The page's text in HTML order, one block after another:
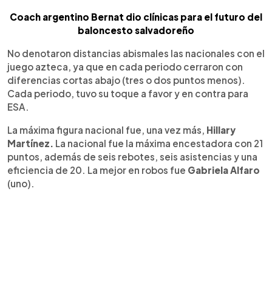
Coach argentino Bernat dio clínicas para el futuro del
baloncesto salvadoreño
No denotaron distancias abismales las nacionales con el
juego azteca, ya que en cada periodo cerraron con
diferencias cortas abajo (tres o dos puntos menos).
Cada periodo, tuvo su toque a favor y en contra para
ESA.
La máxima figura nacional fue, una vez más, Hillary
Martínez. La nacional fue la máxima encestadora con 21
puntos, además de seis rebotes, seis asistencias y una
eficiencia de 20. La mejor en robos fue Gabriela Alfaro
(uno).